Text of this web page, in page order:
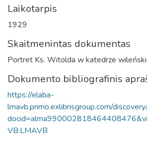
Laikotarpis
1929
Skaitmenintas dokumentas
Portret Ks. Witolda w katedrze
Dokumento bibliografinis
https://elaba-
lmavb.primo.exlibrisgroup.com/
VB:LMAVB